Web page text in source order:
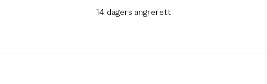
14 dagers angrerett